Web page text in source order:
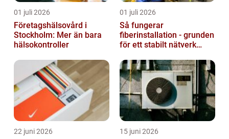
01 juli 2026
Företagshälsovård i
Stockholm: Mer än bara
hälsokontroller
01 juli 2026
Så fungerar
fiberinstallation - grunden
för ett stabilt nätverk
22 juni 2026 15 juni 2026